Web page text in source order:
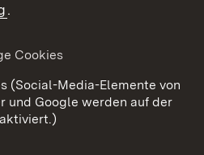
.
Cookies
(Social-Media-Elemente von
und Google werden auf der